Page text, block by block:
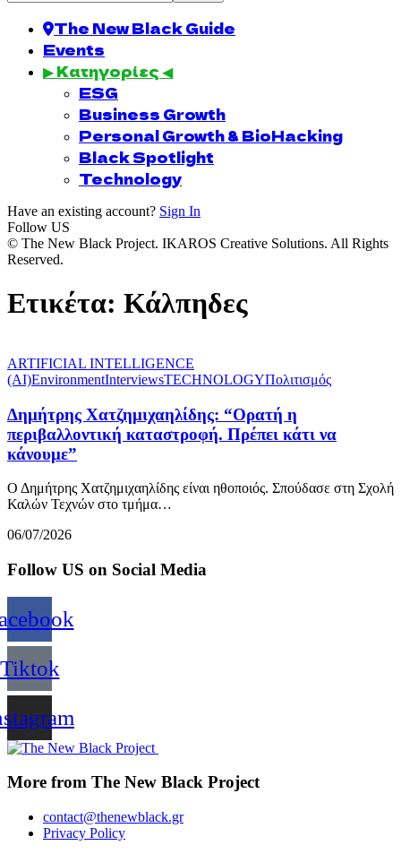
The New Black Guide
Events
▶ Κατηγορίες ◀
ESG
Business Growth
Personal Growth & BioHacking
Black Spotlight
Technology
Have an existing account? Sign In
Follow US
© The New Black Project. IKAROS Creative Solutions. All Rights
Reserved.
Ετικέτα: Κάλπηδες
ARTIFICIAL INTELLIGENCE
(AI)EnvironmentInterviewsTECHNOLOGYΠολιτισμός
Δημήτρης Χατζημιχαηλίδης: “Ορατή η
περιβαλλοντική καταστροφή. Πρέπει κάτι να
κάνουμε”
Ο Δημήτρης Χατζημιχαηλίδης είναι ηθοποιός. Σπούδασε στη Σχολή
Καλών Τεχνών στο τμήμα…
06/07/2026
Follow US on Social Media
Tiktok
More from The New Black Project
contact@thenewblack.gr
Privacy Policy